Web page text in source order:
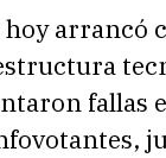
arrancó
fallas